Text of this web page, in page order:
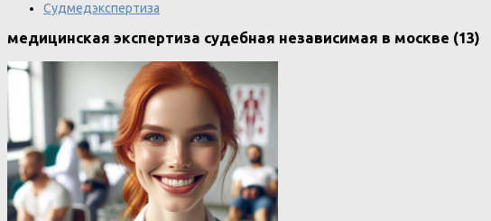
Судмедэкспертиза
медицинская экспертиза судебная независимая в москве (13)